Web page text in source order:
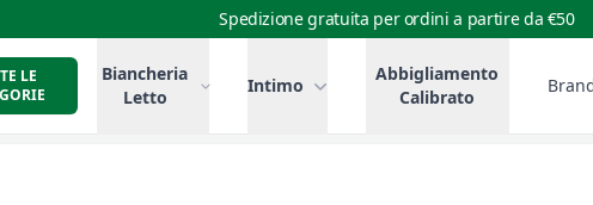
Spedizione gratuita per ordini a partire da €50
LE
Biancheria
Letto
Intimo
Abbigliamento
Calibrato